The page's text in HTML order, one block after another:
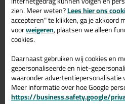
Bij het aandraaien van een keg of
glanzende materialen, krasvorming
schijfjes vangen die belasting op,
egaliserende effect van het systeem.
Kenmerken van de
Schijfjes
zien. Meer weten?Lees hier ons
accepteren" te klikken, ga je akkoord
voorweigeren, plaatsen we alleen
cookies.
Daarnaast gebruiken wij cookies en
gepersonaliseerde en niet-
waaronder advertentiepersonalisatie
Meer informatie over hoe Google
https://business.safety.google/